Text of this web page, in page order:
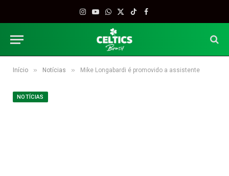
Instagram
YouTube
WhatsApp
X
TikTokFacebook
Início » Notícias » Mike Longabardi é promovido a assistente
NOTÍCIAS